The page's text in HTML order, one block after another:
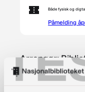
Både fysisk og
Påmelding
Arrangør:
med forlagene